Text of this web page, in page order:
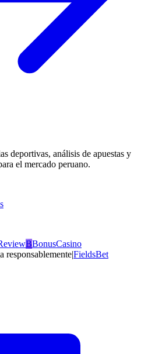
deportivas, análisis de apuestas y
el mercado peruano.
BBonusCasino
responsablemente|FieldsBet